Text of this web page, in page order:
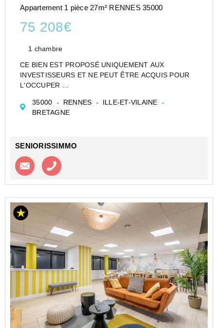
Appartement 1 pièce 27m² RENNES 35000
75 208€
1 chambre
CE BIEN EST PROPOSÉ UNIQUEMENT AUX
INVESTISSEURS ET NE PEUT ÊTRE ACQUIS POUR
L'OCCUPER
D'AFFAIRES DE TYPE STUDIO DE 27 M² À RENNES -
APPART'CITY - RENNES - SAINT GRÉGOIRE -
35000 RENNES
ILLE-ET-VILAINE
BRETAGNE
SENIORISSIMMO
Contacter l'agence